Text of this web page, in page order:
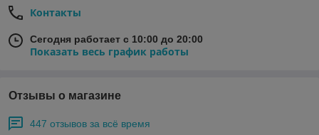
Контакты
Сегодня работает с 10:00 до 20:00
Показать весь график работы
Отзывы о магазине
447 отзывов за всё время